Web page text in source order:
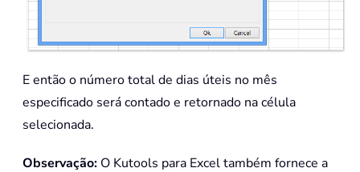
E então o número total de dias úteis no mês
especificado será contado e retornado na célula
selecionada.
Observação: O Kutools para Excel também fornece a